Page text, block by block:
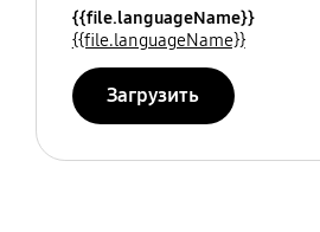
{{file.languageName}}
{{file.languageName}}
Загрузить